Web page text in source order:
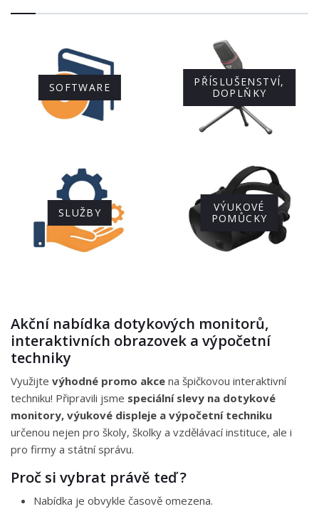
SOFTWARE
PŘÍSLUŠENSTVÍ,
DOPLŇKY
SLUŽBY
VÝUKOVÉ
POMŮCKY
Akční nabídka dotykových monitorů,
interaktivních obrazovek a výpočetní
techniky
Využijte výhodné promo akce na špičkovou interaktivní
techniku! Připravili jsme speciální slevy na dotykové
monitory, výukové displeje a výpočetní techniku
určenou nejen pro školy, školky a vzdělávací instituce, ale i
pro firmy a státní správu.
Proč si vybrat právě teď ?
Nabídka je obvykle časově omezena.